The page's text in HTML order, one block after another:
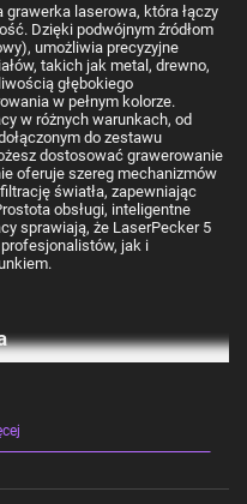
laserowa, która łączy
Dzięki podwójnym źródłom
umożliwia precyzyjne
takich jak metal, drewno,
głębokiego
w pełnym kolorze.
w różnych warunkach, od
do zestawu
dostosować grawerowanie
oferuje szereg mechanizmów
światła, zapewniając
obsługi, inteligentne
sprawiają, że LaserPecker 5
jak i
platyna, tytan oraz złoto.
na drewnie, akrylu, skórze,
przemysłowych. Dzięki tak